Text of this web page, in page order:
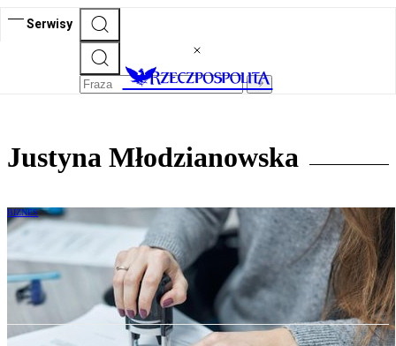
Serwisy
Justyna Młodzianowska
BIZNES
Istotne transakcje z podmiotami
powiązanymi spółek giełdowych